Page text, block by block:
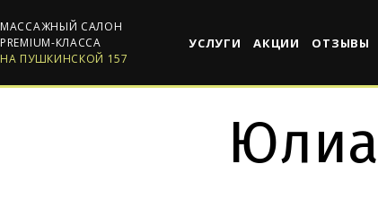
МАССАЖНЫЙ САЛОН
PREMIUM-КЛАССА
НА ПУШКИНСКОЙ 157
УСЛУГИ АКЦИИ ОТЗЫВЫ